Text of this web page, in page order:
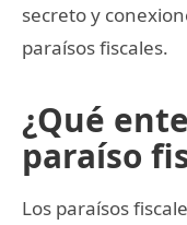
secreto y
paraísos fiscales.
¿Qué
paraíso
Los paraísos